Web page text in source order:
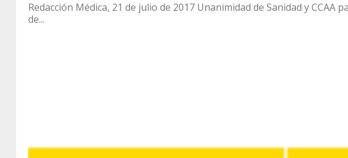
Redacción Médica, 21 de julio de 2017 Unanimidad de Sanidad y
de...